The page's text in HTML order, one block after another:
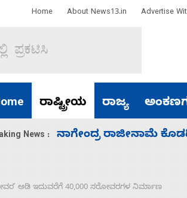
Home About News13.in Advertise
ರಾಷ್ಟ್ರೀಯ ರಾಜ್ಯ
News : ಸಚಿವ ಸಂಪುಟ ವಿಸ್ತರಣೆ
ಅಡಿ ಇದುವರೆಗೆ 40,000 ಸರೋವರಗಳ ನಿರ್ಮಾಣ